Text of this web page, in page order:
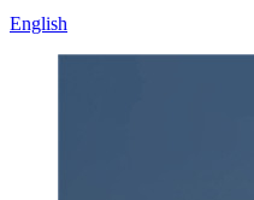
English